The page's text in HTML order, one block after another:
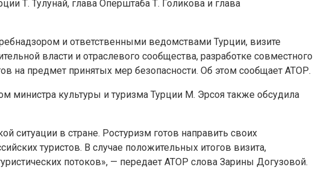
Т. Тулунай, глава Оперштаба Т. Голикова и глава
и ответственными ведомствами Турции, визите
власти и отраслевого сообщества, разработке совместного
на предмет принятых мер безопасности. Об этом сообщает АТОР.
министра культуры и туризма Турции М. Эрсоя также обсудила
ситуации в стране. Ростуризм готов направить своих
туристов. В случае положительных итогов визита,
потоков», — передает АТОР слова Зарины Догузовой.